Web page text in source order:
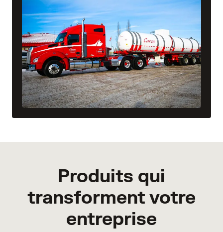
Produits qui
transforment votre
entreprise